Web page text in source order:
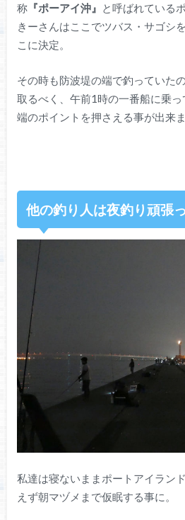
称『ポーアイ沖』 と呼ばれている
きーさんはここでツバス・サゴシ
こに決定。
その時も防波堤の端で釣っていた
取るべく、午前1時の一番船に乗
端のポイントを押さえる事が出来ま
他の釣り人は夜釣り頑張
私達は寝ないままポートアイラン
えず朝マヅメまで仮眠する事に。